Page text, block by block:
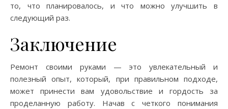
то, что планировалось, и что можно улучшить в
следующий раз.
Заключение
Ремонт своими руками — это увлекательный и
полезный опыт, который, при правильном подходе,
может принести вам удовольствие и гордость за
проделанную работу. Начав с четкого понимания